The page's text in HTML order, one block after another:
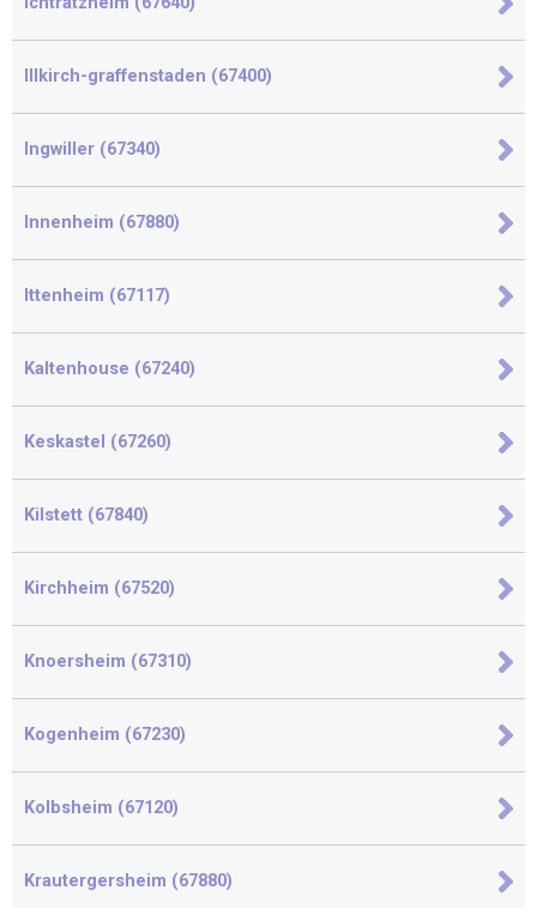
Illkirch-graffenstaden (67400)
Ingwiller (67340)
Innenheim (67880)
Ittenheim (67117)
Kaltenhouse (67240)
Keskastel (67260)
Kilstett (67840)
Kirchheim (67520)
Knoersheim (67310)
Kogenheim (67230)
Kolbsheim (67120)
Krautergersheim (67880)